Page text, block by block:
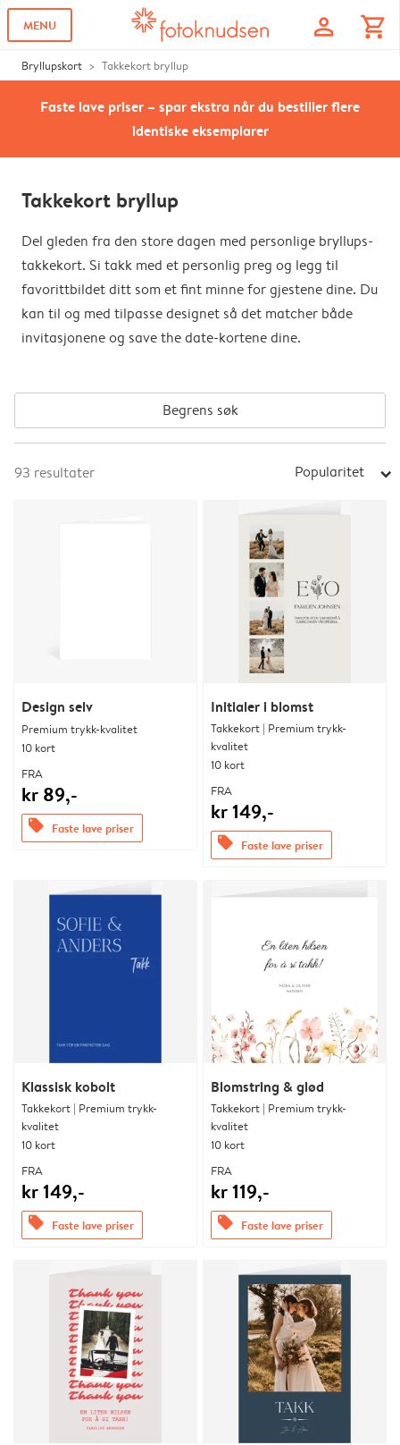
MENU profile shopping_cart
Bryllupskort Takkekort bryllup
Faste lave priser – spar ekstra når du bestiller flere
identiske eksemplarer
Takkekort bryllup
Del gleden fra den store dagen med personlige bryllups-
takkekort. Si takk med et personlig preg og legg til
favorittbildet ditt som et fint minne for gjestene dine. Du
kan til og med tilpasse designet så det matcher både
invitasjonene og save the date-kortene dine.
Begrens søk
93 resultater Popularitet arrow_right
Design selv
Premium trykk-kvalitet
10 kort
FRA
kr 89,-
offers Faste lave priser
Initialer i blomst
Takkekort | Premium trykk-
kvalitet
10 kort
FRA
kr 149,-
offers Faste lave priser
Klassisk kobolt
Takkekort | Premium trykk-
kvalitet
10 kort
FRA
kr 149,-
offers Faste lave priser
Blomstring & glød
Takkekort | Premium trykk-
kvalitet
10 kort
FRA
kr 119,-
offers Faste lave priser